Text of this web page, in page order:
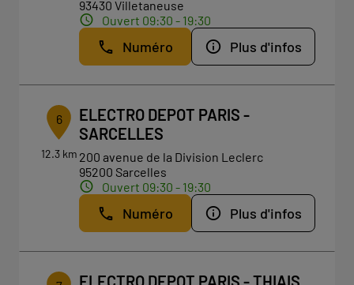
93430 Villetaneuse
Ouvert 09:30 - 19:30
Numéro Plus d'infos
6
12.3 km
ELECTRO DEPOT PARIS -
SARCELLES
200 avenue de la Division Leclerc
95200 Sarcelles
Ouvert 09:30 - 19:30
Numéro Plus d'infos
ELECTRO DEPOT PARIS - THIAIS